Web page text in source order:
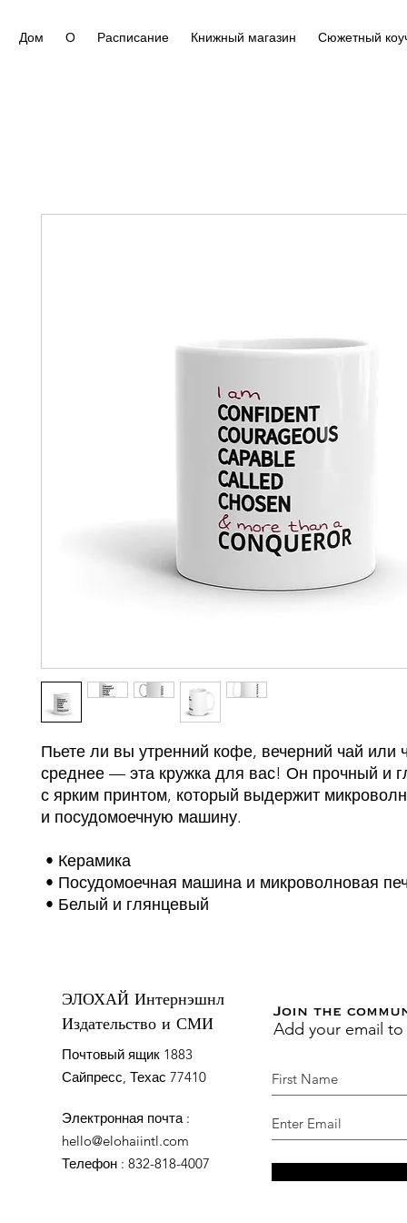
Дом О Расписание Книжный магазин Сюжетный
Пьете ли вы утренний кофе, вечерний чай или
среднее — эта кружка для вас! Он прочный и
с ярким принтом, который выдержит
и посудомоечную машину.
• Керамика
• Посудомоечная машина и микроволновая
• Белый и глянцевый
ЭЛОХАЙ Интернэшнл
Издательство и СМИ
Почтовый ящик 1883
Сайпресс, Техас 77410
Электронная почта:
hello@elohaiintl.com
Телефон : 832-818-4007
Join the
Add your email